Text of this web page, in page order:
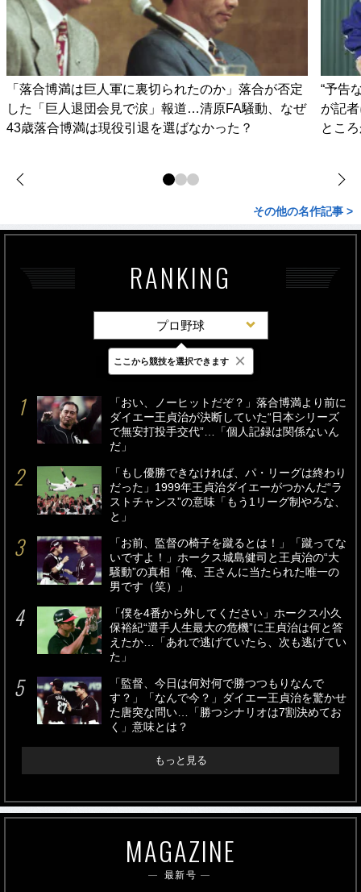
「落合博満は巨人軍に裏切られたのか」落合が否定
した「巨人退団会見で涙」報道…清原FA騒動、なぜ
43歳落合博満は現役引退を選ばなかった？
“予告
が記
とこ
その他の名作記事 >
RANKING
プロ野球
最新 24時間 週間
「おい、ノーヒットだぞ？」落合博満より前に
ダイエー王貞治が決断していた“日本シリーズ
で無安打投手交代”…「個人記録は関係ないん
だ」
「もし優勝できなければ、パ・リーグは終わり
だった」1999年王貞治ダイエーがつかんだ“ラ
ストチャンス”の意味「もう1リーグ制やろな、
と」
「お前、監督の椅子を蹴るとは！」「蹴ってな
いですよ！」ホークス城島健司と王貞治の“大
騒動”の真相「俺、王さんに当たられた唯一の
男です（笑）」
「僕を4番から外してください」ホークス小久
保裕紀“選手人生最大の危機”に王貞治は何と答
えたか…「あれで逃げていたら、次も逃げてい
た」
「監督、今日は何対何で勝つつもりなんで
す？」「なんで今？」ダイエー王貞治を驚かせ
た唐突な問い…「勝つシナリオは7割決めてお
く」意味とは？
もっと見る
MAGAZINE
最新号
ここから競技を選択できます ×